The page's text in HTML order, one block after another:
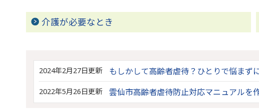
介護が必要なとき
2024年2月27日更新 もしかして高齢者虐待？ひとりで悩まず
2022年5月26日更新 雲仙市高齢者虐待防止対応マニュアルを